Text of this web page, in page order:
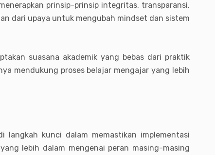
prinsip-prinsip integritas, transparansi,
dari upaya untuk mengubah mindset dan sistem
suasana akademik yang bebas dari praktik
mendukung proses belajar mengajar yang lebih
langkah kunci dalam memastikan implementasi
lebih dalam mengenai peran masing-masing